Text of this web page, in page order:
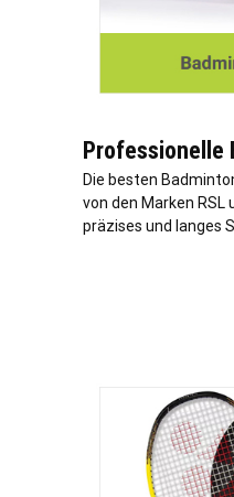
Professionelle
Die besten
von den Marken RSL
präzises und langes